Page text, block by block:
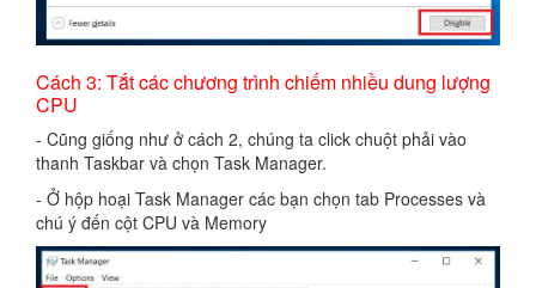
Cách 3: Tắt các chương trình chiếm nhiều dung lượng
CPU
- Cũng giống như ở cách 2, chúng ta click chuột phải vào
thanh Taskbar và chọn Task Manager.
- Ở hộp hoại Task Manager các bạn chọn tab Processes và
chú ý đến cột CPU và Memory